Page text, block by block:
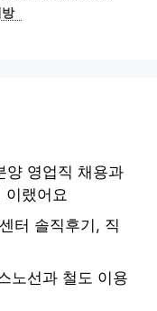
양 영업직 채용과
이랬어요
터 솔직후기, 직
노선과 철도 이용